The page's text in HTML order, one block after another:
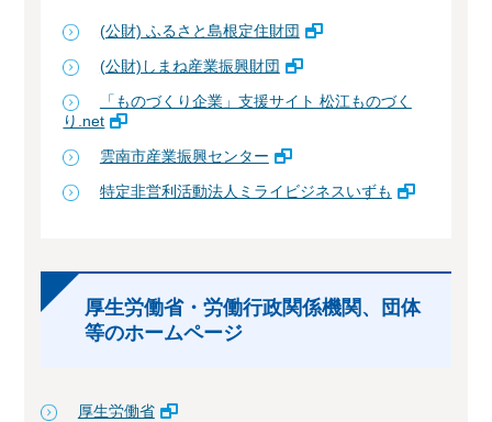
(公財) ふるさと島根定住財団
(公財)しまね産業振興財団
「ものづくり企業」支援サイト 松江ものづく
り.net
雲南市産業振興センター
特定非営利活動法人ミライビジネスいずも
厚生労働省・労働行政関係機関、団体
等のホームページ
厚生労働省